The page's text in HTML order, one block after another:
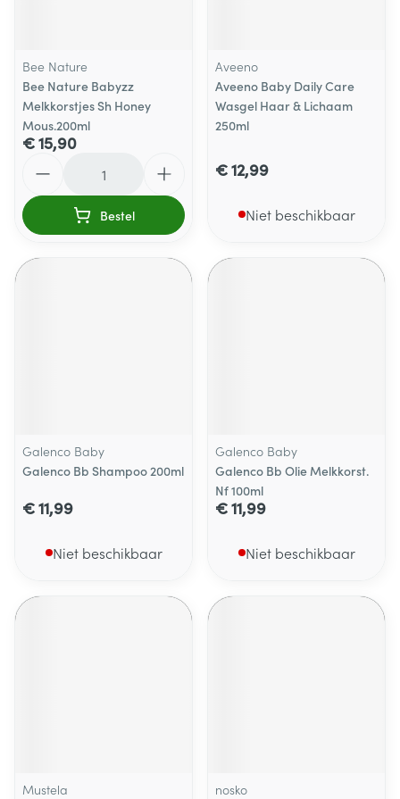
Bee Nature
Bee Nature Babyzz
Melkkorstjes Sh Honey
Mous.200ml
€ 15,90
Bestel
Aveeno
Aveeno Baby Daily Care
Wasgel Haar & Lichaam
250ml
€ 12,99
Niet beschikbaar
Galenco Baby
Galenco Bb Shampoo 200ml
€ 11,99
Niet beschikbaar
Galenco Baby
Galenco Bb Olie Melkkorst.
Nf 100ml
€ 11,99
Niet beschikbaar
Mustela
nosko